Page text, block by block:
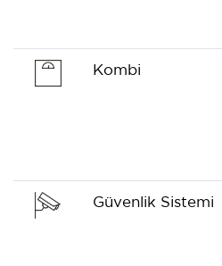
Kombi
Güvenlik Sistemi